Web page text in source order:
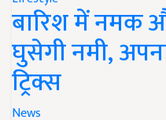
बारिश में नमक
घुसेगी नमी,
ट्रिक्स
News